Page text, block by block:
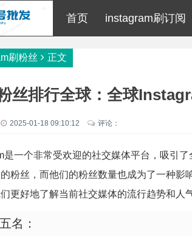
首页 instagram刷订阅
刷粉丝 正文
丝排行全球：全球
2025-01-18 09:10:12 评论：
是一个非常受欢迎的社交媒体平台，吸引
粉丝，而他们的粉丝数量也成为了一种
更好地了解当前社交媒体的流行趋势和人
名：